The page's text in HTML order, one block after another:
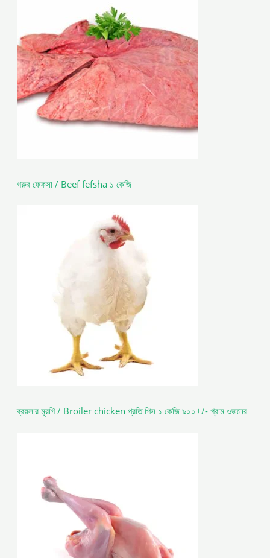
গরুর ফেফসা / Beef fefsha ১ কেজি
ব্রয়লার মুরগি / Broiler chicken প্রতি পিস ১ কেজি ৯০০+/- গ্রাম ওজনের